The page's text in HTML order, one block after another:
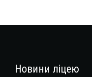
Новини ліцею